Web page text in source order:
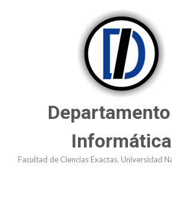
Informática
Facultad de Ciencias Exactas. Universidad